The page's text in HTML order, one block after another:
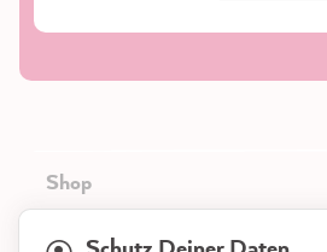
Shop
Service